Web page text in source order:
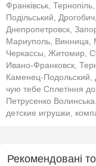
Франківськ,
Подільський,
Днепропетровск,
Мариуполь, Винница,
Черкассы, Житомир,
Ивано-Франковск,
Каменец-
чую тебе Сплетіння
Петрусенко
детские игрушки,
Рекомендовані